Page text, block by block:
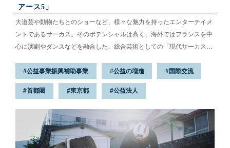
アース5」
大道芸や動物たちとのショーなど、様々な魅力を持ったエンターテイメ
ントであるサーカス。そのポテンシャルは高く、海外ではフランスを中
心に演劇やダンスなどを融合した、総合芸術としての「現代サーカス」
道を志すアーティストを支援する機会も多くはありません。 日本の才能
に、世界へと羽ばたくきっかけを──そんな思いから始まったのが、競
輪とオートレースの補助事業が支援する、公益財団法人せたがや文化財
団主催の現代サーカス交流プロジェクト『フィアース5』です。今回は
10月27日（金）から3日間、世田谷パブリックシアターにて上演されま
した。 ※公...
公益事業振興補助事業 公益の増進 国際交流
首都圏 東京都 公益法人